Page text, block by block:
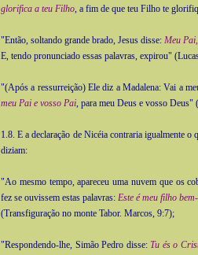
glorifica a teu Filho, a fim de que teu Filho te
"Então, soltando grande brado, Jesus disse: Meu
E, tendo pronunciado essas palavras, expirou"
"(Após a ressurreição) Ele diz a Madalena: Vai a
meu Pai e vosso Pai, para meu Deus e vosso Deus"
1.8. E a declaração de Nicéia contraria igualmente o
diziam:
"Ao mesmo tempo, apareceu uma nuvem que os
fez se ouvissem estas palavras: Este é meu filho
(Transfiguração no monte Tabor. Marcos, 9:7);
"Respondendo-lhe, Simão Pedro disse: Tu és o